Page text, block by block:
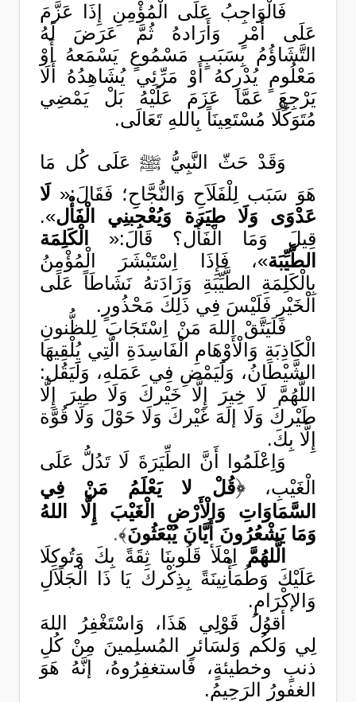
فَالْوَاجِبُ عَلَى الْمُؤْمِنِ إِذَا عَزَّمَ
عَلَى أَمْرٍ وَأَرَادهُ ثُمَّ عَرَضَ لَهُ
التَّشَاؤُمُ بِسَبَبٍ مَسْمُوعٍ يَسْمَعهُ أَوْ
مَعْلُومٍ يُدْرِكهُ أَوْ مَرِّئِي يُشَاهِدُهُ أَلَا
يَرْجِعَ عَمَّا عَزَمَ عَلَيْهُ بَلْ يَمْضِي
مُتَوَكِّلَا مُسْتَعِينَاً بِاللهِ تَعَالَى.
وَقَدْ حَثّ النَّبِيُّ ﷺ عَلَى كُل مَا
هَوَ سَبَب لِلْفَلَاَحِ وَالنُّجَّاحِِ؛ فَقَالَ:« لَا
عَدْوَى وَلَا طِيَرَة وَيُعْجِبنِي الْفَأْل».
قِيلَ وَمَا الْفَأْل؟ قَالَ:«
الْكَلِمَة
الطَّيِّبَة»، فَإِذَا اِسْتَبْشَرَ الْمُؤْمِنُ
بِالْكَلِمَةِ الطَّيِّبَةِ وَزَادَتهُ نَشَاطَاً عَلَى
الْخَيْرِ فَلَيْسَ فِي ذَلِكَ مَحْذُورٍ.
فَلَيَتَّقْ اللهَ مَنْ اِسْتَجَابَ لِلظُّنونِ
الْكَاذِبَةِ وَالْأَوْهَامِ الْفَاسِدَةِ الَّتِي يُلْقِيهَا
الشَّيْطَانُ، وَلََيَمْضِ فِي عَمَلهِ، وَلََيَقُل:
اللَّهُمَّ لَا خِيرَ إِلَّا خَيْركَ وَلَا طِيرَ إِلَّا
طَيْركَ وَلَا إلَهَ غَيْركَ وَلَا حَوْلَ وَلَا قُوَّة
إِلَّا بِكَ.
وَاِعْلَمُوا أَنَّ الطِّيَرَةَ لَا تَدُلُّ عَلَى
الْغَيْبِ،﴿قُلْ لا يَعْلَمُ مَنْ فِي
السَّمَاوَاتِ وَالْأَرْضِ الْغَيْبَ إِلَّا اللهُ
وَمَا يَشْعُرُونَ أَيَّانَ يُبْعَثُونَ﴾.
الَّلهُمَّ
اِمْلَأ قَلُوبنَا ثِقَةً بِكَ وَتُوكِلَا
عَلَيْكَ وَطُمَأْنِينَةً بِذِكْركَ يَا ذَا الْجَلَاَلِ
وَاﻹكْرَامِ.
أقوُلُ قَوْلِي هَذَا، وَاسْتَغْفِرُ اللهَ
لِي وَلكُم وَلسَائرِ المُسلِمينَ مِنْ كُلِ
ذنبٍ وخطيئةٍ، فَاستغفِرُوهُ، إنَّهُ هَوَ
الغفورُ الرَحِيمُ.